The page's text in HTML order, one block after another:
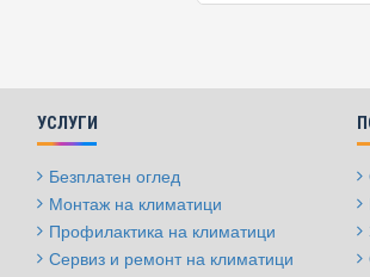
УСЛУГИ
Безплатен оглед
Монтаж на климатици
Профилактика на климатици
Сервиз и ремонт на климатици